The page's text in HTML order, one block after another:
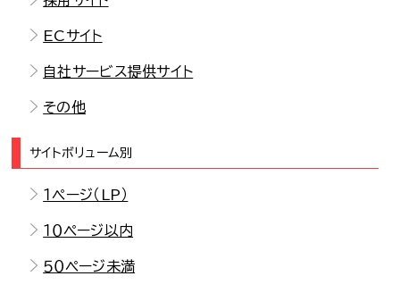
ECサイト
自社サービス提供サイト
その他
サイトボリューム別
１ページ（LP）
１０ページ以内
５０ページ未満